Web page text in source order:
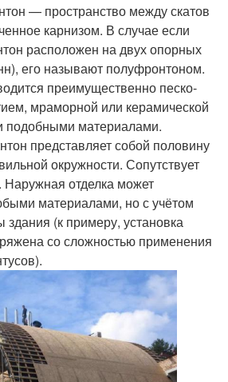
— пространство между скатов
карнизом. В случае если
расположен на двух опорных
его называют полуфронтоном.
преимущественно песко-
мраморной или керамической
подобными материалами.
представляет собой половину
окружности. Сопутствует
отделка может
материалами, но с учётом
(к примеру, установка
со сложностью применения